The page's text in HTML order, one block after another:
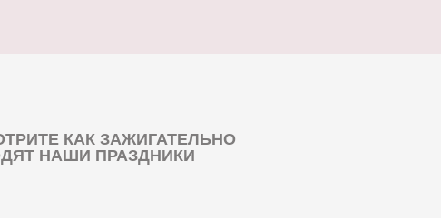
КАК ЗАЖИГАТЕЛЬНО
НАШИ ПРАЗДНИКИ